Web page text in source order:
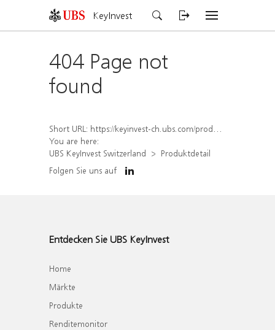
KeyInvest
404 Page not
found
Short URL: https://keyinvest-ch.ubs.com/produkt/detail/index/isin/CH1578822533
You are here:
UBS KeyInvest Switzerland
Produktdetail
Folgen Sie uns auf
Entdecken Sie UBS KeyInvest
Home
Märkte
Produkte
Renditemonitor